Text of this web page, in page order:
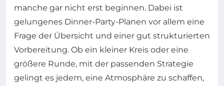
manche gar nicht erst beginnen. Dabei ist
gelungenes Dinner-Party-Planen vor allem eine
Frage der Übersicht und einer gut strukturierten
Vorbereitung. Ob ein kleiner Kreis oder eine
größere Runde, mit der passenden Strategie
gelingt es jedem, eine Atmosphäre zu schaffen,